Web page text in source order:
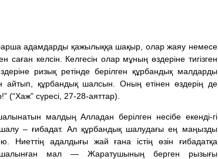
адамдарды қажылыққа шақыр, олар жаяу немесе
келсін. Келгесін олар мұның өздеріне тигізген
ризық ретінде берілген құрбандық малдарды
айтып, құрбандық шалсын. Оның етінен өздерің де
(“Хаж” сүресі, 27-28-аяттар).
малдың Алладан берілген несібе екенді-гі
– ғибадат. Ал құрбандық шалудағы ең маңызды
адалдығы жай ғана істің өзін ғибадатқа
шалынған мал — Жаратушының берген рызығы